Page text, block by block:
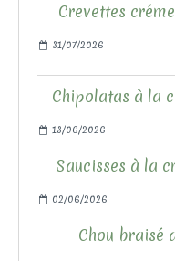
Crevettes
31/07/2026
Chipolatas à la
13/06/2026
Saucisses à la
02/06/2026
Chou braisé